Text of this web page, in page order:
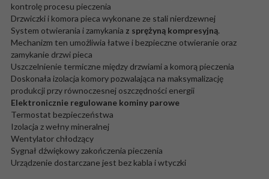
kontrolę procesu pieczenia
Drzwiczki i komora pieca wykonane ze stali nierdzewnej
System otwierania i zamykania z sprężyną kompresyjną.
Mechanizm ten umożliwia łatwe i bezpieczne otwieranie oraz
zamykanie drzwi pieca
Uszczelnienie termiczne między drzwiami a komorą pieczenia
Doskonała izolacja komory pozwalająca na maksymalizację
produkcji przy równoczesnej oszczędności energii
Elektronicznie regulowane kominy parowe
Termostat bezpieczeństwa
Izolacja z wełny mineralnej
Wentylator chłodzący
Sygnał dźwiękowy zakończenia pieczenia
Urządzenie dostarczane jest bez kabla i wtyczki